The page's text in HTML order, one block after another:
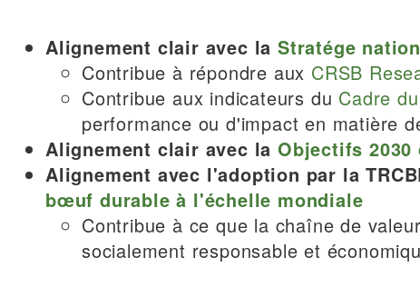
Alignement clair avec laStratége
Contribue à répondre aux CRSB
Contribue aux indicateurs du Cadre
performance ou d'impact en matière
Alignement clair avec laObjectifs
Alignement avec l'adoption par la
bœuf durable à l'échelle mondiale
Contribue à ce que la chaîne de
socialement responsable et